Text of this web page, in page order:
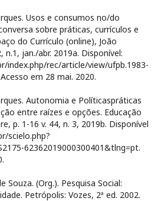
Usos e consumos no/do
sobre práticas, currículos e
do Currículo (online), João
n.1, jan./abr. 2019a. Disponível:
index.php/rec/article/view/ufpb.1983-
em 28 mai. 2020.
Autonomia e Políticaspráticas
entre raízes e opções. Educação
p. 1-16 v. 44, n. 3, 2019b. Disponível
scielo.php?
62362019000300401&tlng=pt.
Souza. (Org.). Pesquisa Social:
Petrópolis: Vozes, 2ª ed. 2002.